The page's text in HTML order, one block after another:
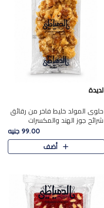
لديدة
حلوى المولد خليط فاخر من رقائق
شرائح جوز الهند والمكسرات
المحمصة، متماسك بشراب حلاوة
الكراميل الخفيفة ليمنحك قرمشة
غنية ومذاقًا شرقيًا أصيلً..
99.00 جنيه
أضف